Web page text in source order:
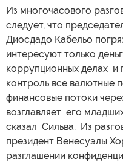
Из многочасового
следует, что
Диосдадо Кабельо
интересуют только
коррупционных делах и
контроль все валютные
финансовые потоки
возглавляет его
сказал Сильва. Из
президент Венесуэлы
разглашении